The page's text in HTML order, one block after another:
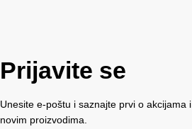
Prijavite se
Unesite e-poštu i saznajte prvi o akcijama i
novim proizvodima.